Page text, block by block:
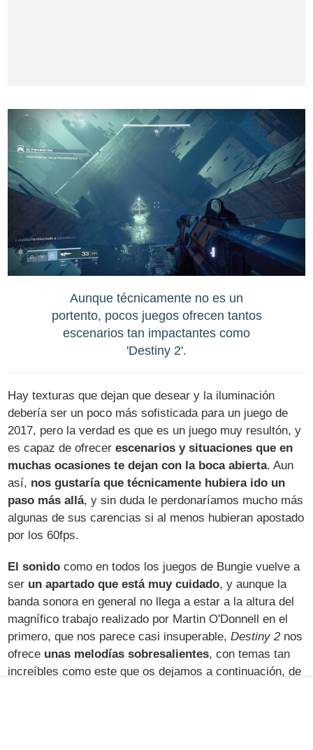
Aunque técnicamente no es un
portento, pocos juegos ofrecen tantos
escenarios tan impactantes como
'Destiny 2'.
Hay texturas que dejan que desear y la iluminación
debería ser un poco más sofisticada para un juego de
2017, pero la verdad es que es un juego muy resultón, y
es capaz de ofrecerescenarios y situaciones que en
muchas ocasiones te dejan con la boca abierta. Aun
así, nos gustaría que técnicamente hubiera ido un
paso más allá, y sin duda le perdonaríamos mucho más
algunas de sus carencias si al menos hubieran apostado
por los 60fps.
El sonido como en todos los juegos de Bungie vuelve a
ser un apartado que está muy cuidado, y aunque la
banda sonora en general no llega a estar a la altura del
magnífico trabajo realizado por Martin O'Donnell en el
primero, que nos parece casi insuperable,Destiny 2nos
ofrece unas melodías sobresalientes, con temas tan
increíbles como este que os dejamos a continuación, de